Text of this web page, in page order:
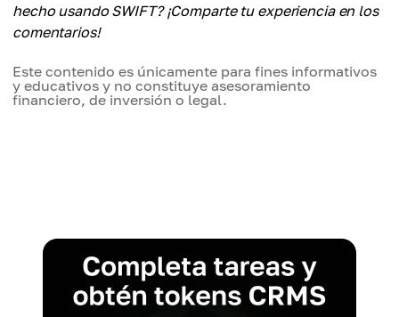
hecho usando SWIFT? ¡Comparte tu experiencia en los
comentarios!
Este contenido es únicamente para fines informativos
y educativos y no constituye asesoramiento
financiero, de inversión o legal.